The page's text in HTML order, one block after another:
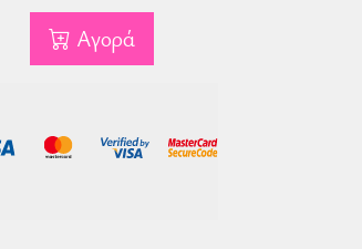
Αγορά